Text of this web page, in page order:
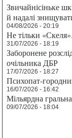
Звичайнісіньке
й надалі
04/08/2026 - 20:19
Не тільки
31/07/2026 - 18:19
Заборонене
очільника ДБР
17/07/2026 - 18:27
Психопат-
16/07/2026 - 16:42
Мільярдна
09/07/2026 - 18:04